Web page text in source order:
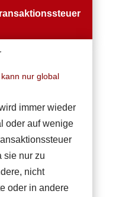
nur global
immer wieder
oder auf wenige
sie nur zu
nicht
oder in andere